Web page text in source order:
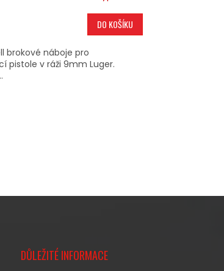
DO KOŠÍKU
brokové náboje pro
pistole v ráži 9mm Luger.
DŮLEŽITÉ INFORMACE